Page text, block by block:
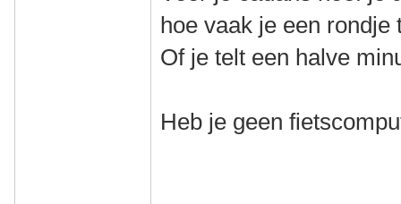
hoe vaak je een rondje
Of je telt een halve
Heb je geen